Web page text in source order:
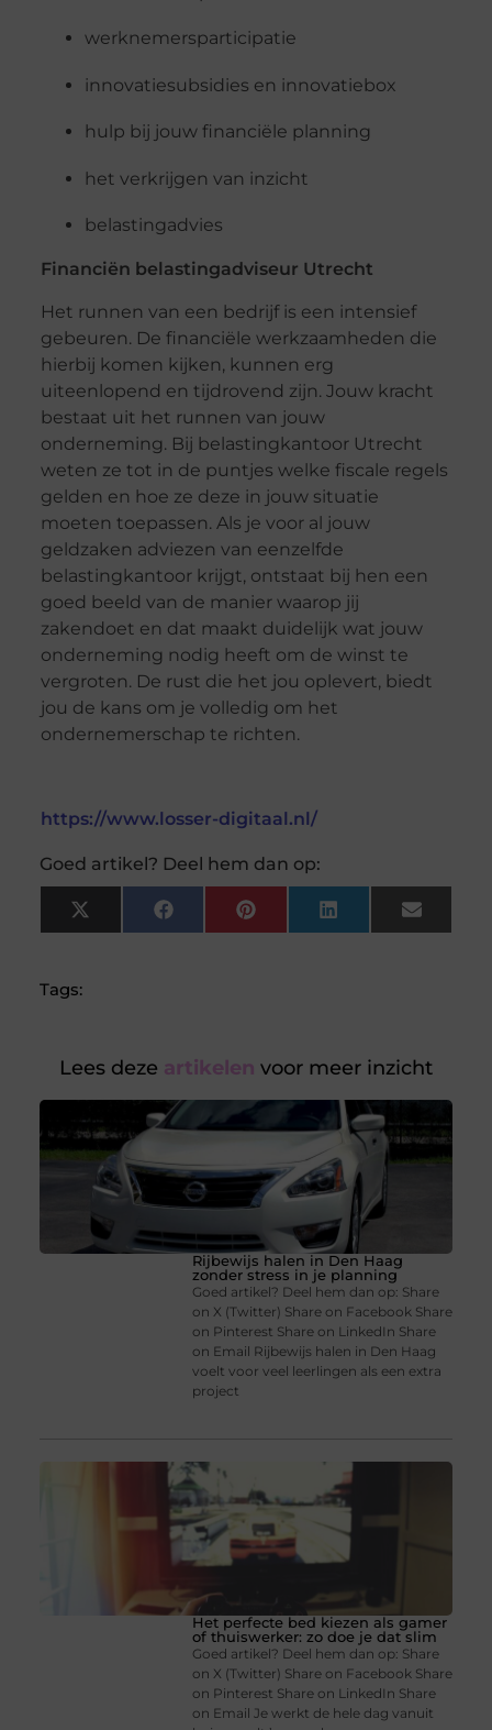
werknemersparticipatie
innovatiesubsidies en innovatiebox
hulp bij jouw financiële planning
het verkrijgen van inzicht
belastingadvies
Financiën belastingadviseur Utrecht
Het runnen van een bedrijf is een intensief
gebeuren. De financiële werkzaamheden die
hierbij komen kijken, kunnen erg
uiteenlopend en tijdrovend zijn. Jouw kracht
bestaat uit het runnen van jouw
onderneming. Bij belastingkantoor Utrecht
weten ze tot in de puntjes welke fiscale regels
gelden en hoe ze deze in jouw situatie
moeten toepassen. Als je voor al jouw
geldzaken adviezen van eenzelfde
belastingkantoor krijgt, ontstaat bij hen een
goed beeld van de manier waarop jij
zakendoet en dat maakt duidelijk wat jouw
onderneming nodig heeft om de winst te
vergroten. De rust die het jou oplevert, biedt
jou de kans om je volledig om het
ondernemerschap te richten.
https://www.losser-digitaal.nl/
Goed artikel? Deel hem dan op:
X
(Twitter)
FacebookPinterest LinkedIn Email
Tags:
Lees deze artikelen voor meer inzicht
Rijbewijs halen in Den Haag
zonder stress in je planning
Goed artikel? Deel hem dan op: Share
on X (Twitter) Share on Facebook Share
on Pinterest Share on LinkedIn Share
on Email Rijbewijs halen in Den Haag
voelt voor veel leerlingen als een extra
project
Het perfecte bed kiezen als gamer
of thuiswerker: zo doe je dat slim
Goed artikel? Deel hem dan op: Share
on X (Twitter) Share on Facebook Share
on Pinterest Share on LinkedIn Share
on Email Je werkt de hele dag vanuit